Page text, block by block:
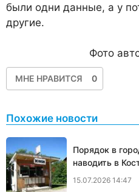
были одни данные, а у
другие.
Фото
МНЕ НРАВИТСЯ 0
Похожие новости
Порядок в
наводить в
15.07.2026 14:47